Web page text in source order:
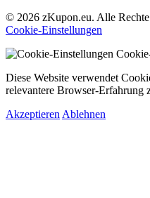
© 2026 zKupon.eu. Alle Rechte
Cookie-Einstellungen
Diese Website verwendet
relevantere Browser-Erfahrung
Akzeptieren Ablehnen